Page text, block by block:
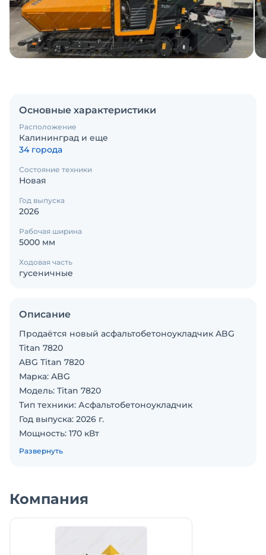
Основные характеристики
Расположение
Калининград и еще
34 города
Состояние техники
Новая
Год выпуска
2026
Рабочая ширина
5000 мм
Ходовая часть
гусеничные
Описание
Продаётся новый асфальтобетоноукладчик ABG
Titan 7820
ABG Titan 7820
Марка: ABG
Модель: Titan 7820
Тип техники: Асфальтобетоноукладчик
Год выпуска: 2026 г.
Мощность: 170 кВт
Состояние: новое
Страна производства: Германия
Цена с НДС: от €475000
Развернуть
Компания